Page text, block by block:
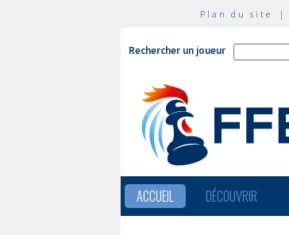
Plan du site |
Rechercher un joueur
ACCUEIL DÉCOUVRIR